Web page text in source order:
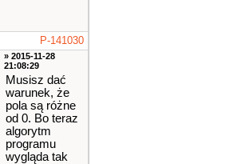
P-141030
» 2015-11-28
21:08:29
Musisz dać
warunek, że
pola są różne
od 0. Bo teraz
algorytm
programu
wygląda tak